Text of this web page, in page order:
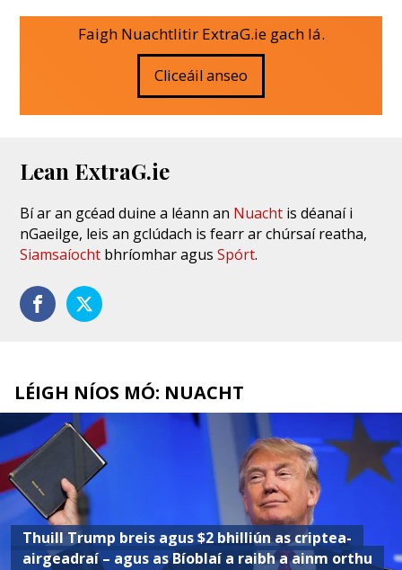
Faigh Nuachtlitir ExtraG.ie gach lá.
Cliceáil anseo
Lean ExtraG.ie
Bí ar an gcéad duine a léann an Nuacht is déanaí i
nGaeilge, leis an gclúdach is fearr ar chúrsaí reatha,
Siamsaíocht bhríomhar agusSpórt.
LÉIGH NÍOS MÓ: NUACHT
Thuill Trump breis agus $2 bhilliún as criptea-
airgeadraí – agus as Bíoblaí a raibh a ainm orthu